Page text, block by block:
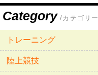
Category /カテゴリー
トレーニング
陸上競技